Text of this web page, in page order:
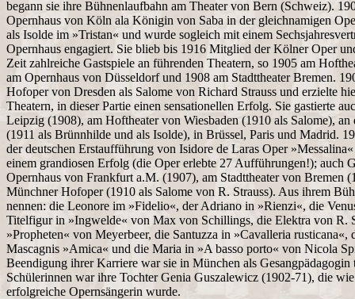
begann sie ihre Bühnenlaufbahn am Theater von Bern (Schweiz).
Opernhaus von Köln ala Königin von Saba in der gleichnamigen
als Isolde im »Tristan« und wurde sogleich mit einem
Opernhaus engagiert. Sie blieb bis 1916 Mitglied der Kölner Oper
Zeit zahlreiche Gastspiele an führenden Theatern, so 1905 am
am Opernhaus von Düsseldorf und 1908 am Stadttheater Bremen.
Hofoper von Dresden als Salome von Richard Strauss und erzielte
Theatern, in dieser Partie einen sensationellen Erfolg. Sie gastierte
Leipzig (1908), am Hoftheater von Wiesbaden (1910 als Salome),
(1911 als Brünnhilde und als Isolde), in Brüssel, Paris und Madrid.
der deutschen Erstaufführung von Isidore de Laras Oper
einem grandiosen Erfolg (die Oper erlebte 27 Aufführungen!); auch
Opernhaus von Frankfurt a.M. (1907), am Stadttheater von Bremen
Münchner Hofoper (1910 als Salome von R. Strauss). Aus ihrem
nennen: die Leonore im »Fidelio«, der Adriano in »Rienzi«, die
Titelfigur in »Ingwelde« von Max von Schillings, die Elektra von R.
»Propheten« von Meyerbeer, die Santuzza in »Cavalleria rusticana«,
Mascagnis »Amica« und die Maria in »A basso porto« von Nicola
Beendigung ihrer Karriere war sie in München als Gesangpädagogin
Schülerinnen war ihre Tochter Genia Guszalewicz (1902-71), die
erfolgreiche Opernsängerin wurde.